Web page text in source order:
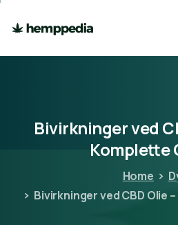
Bivirkningerved
Komplette
Home
Bivirkninger ved CBD Olie